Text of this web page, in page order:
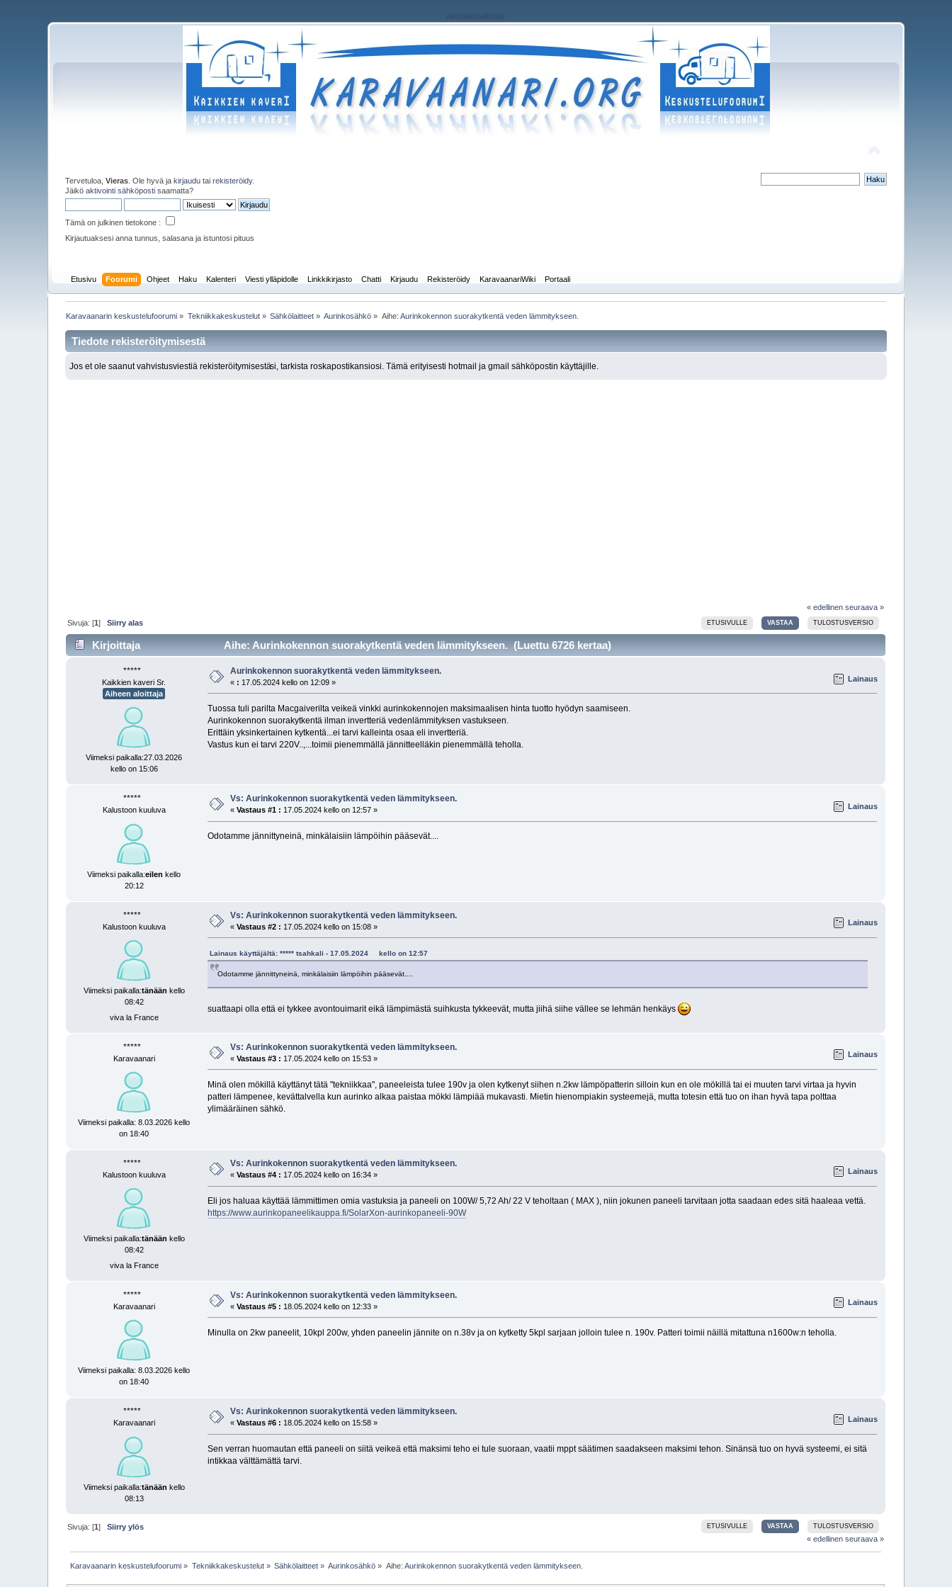
rekisteriseloste
Tervetuloa,Vieras . Ole hyvä jakirjaudu tairekisteröidy.
Jäiköaktivointi sähköposti saamatta?
Tämä on julkinen tietokone :
Kirjautuaksesi anna tunnus, salasana ja istuntosi pituus
Etusivu Foorumi Ohjeet Haku Kalenteri Viesti ylläpidolle Linkkikirjasto Chatti Kirjaudu Rekisteröidy KaravaanariWiki Portaali
Karavaanarin keskustelufoorumi » Tekniikkakeskustelut» Sähkölaitteet » Aurinkosähkö » Aihe: Aurinkokennon suorakytkentä veden lämmitykseen.
Tiedote rekisteröitymisestä
Jos et ole saanut vahvistusviestiä rekisteröitymisestäsi, tarkista roskapostikansiosi. Tämä erityisesti hotmail ja gmail sähköpostin käyttäjille.
« edellinen seuraava »
ETUSIVULLE VASTAA TULOSTUSVERSIO
Sivuja: [1]Siirry alas
Kirjoittaja Aihe: Aurinkokennon suorakytkentä veden lämmitykseen. (Luettu 6726 kertaa)
*****
Kaikkien kaveri Sr.
Aiheen aloittaja
Viimeksi paikalla:27.03.2026
kello on 15:06
Aurinkokennon suorakytkentä veden lämmitykseen.
« : 17.05.2024 kello on 12:09 » Lainaus
Tuossa tuli parilta Macgaiverilta veikeä vinkki aurinkokennojen maksimaalisen hinta tuotto hyödyn saamiseen.
Aurinkokennon suorakytkentä ilman invertteriä vedenlämmityksen vastukseen.
Erittäin yksinkertainen kytkentä...ei tarvi kalleinta osaa eli invertteriä.
Vastus kun ei tarvi 220V..,...toimii pienemmällä jännitteelläkin pienemmällä teholla.
*****
Kalustoon kuuluva
Viimeksi paikalla:eilen kello
20:12
Vs: Aurinkokennon suorakytkentä veden lämmitykseen.
«Vastaus #1 : 17.05.2024 kello on 12:57 » Lainaus
Odotamme jännittyneinä, minkälaisiin lämpöihin pääsevät....
*****
Kalustoon kuuluva
Viimeksi paikalla:tänään kello
08:42
viva la France
Vs: Aurinkokennon suorakytkentä veden lämmitykseen.
«Vastaus #2 : 17.05.2024 kello on 15:08 » Lainaus
Lainaus käyttäjältä: ***** tsahkali - 17.05.2024 kello on 12:57
Odotamme jännittyneinä, minkälaisiin lämpöihin pääsevät....
suattaapi olla että ei tykkee avontouimarit eikä lämpimästä suihkusta tykkeevät, mutta jiihä siihe vällee se lehmän henkäys
*****
Karavaanari
Viimeksi paikalla: 8.03.2026 kello
on 18:40
Vs: Aurinkokennon suorakytkentä veden lämmitykseen.
«Vastaus #3 : 17.05.2024 kello on 15:53 » Lainaus
Minä olen mökillä käyttänyt tätä "tekniikkaa", paneeleista tulee 190v ja olen kytkenyt siihen n.2kw lämpöpatterin silloin kun en ole mökillä tai ei muuten tarvi virtaa ja hyvin
patteri lämpenee, kevättalvella kun aurinko alkaa paistaa mökki lämpiää mukavasti. Mietin hienompiakin systeemejä, mutta totesin että tuo on ihan hyvä tapa polttaa
ylimääräinen sähkö.
*****
Kalustoon kuuluva
Viimeksi paikalla:tänään kello
08:42
viva la France
Vs: Aurinkokennon suorakytkentä veden lämmitykseen.
«Vastaus #4 : 17.05.2024 kello on 16:34 » Lainaus
Eli jos haluaa käyttää lämmittimen omia vastuksia ja paneeli on 100W/ 5,72 Ah/ 22 V teholtaan ( MAX ), niin jokunen paneeli tarvitaan jotta saadaan edes sitä haaleaa vettä.
https://www.aurinkopaneelikauppa.fi/SolarXon-aurinkopaneeli-90W
*****
Karavaanari
Viimeksi paikalla: 8.03.2026 kello
on 18:40
Vs: Aurinkokennon suorakytkentä veden lämmitykseen.
«Vastaus #5 : 18.05.2024 kello on 12:33 » Lainaus
Minulla on 2kw paneelit, 10kpl 200w, yhden paneelin jännite on n.38v ja on kytketty 5kpl sarjaan jolloin tulee n. 190v. Patteri toimii näillä mitattuna n1600w:n teholla.
*****
Karavaanari
Viimeksi paikalla:tänään kello
08:13
Vs: Aurinkokennon suorakytkentä veden lämmitykseen.
«Vastaus #6 : 18.05.2024 kello on 15:58 » Lainaus
Sen verran huomautan että paneeli on siitä veikeä että maksimi teho ei tule suoraan, vaatii mppt säätimen saadakseen maksimi tehon. Sinänsä tuo on hyvä systeemi, ei sitä
intikkaa välttämättä tarvi.
ETUSIVULLE VASTAA TULOSTUSVERSIO
Sivuja: [1]Siirry ylös
« edellinen seuraava »
Karavaanarin keskustelufoorumi » Tekniikkakeskustelut» Sähkölaitteet » Aurinkosähkö » Aihe: Aurinkokennon suorakytkentä veden lämmitykseen.